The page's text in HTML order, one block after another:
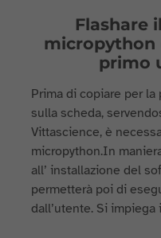
Flashare
micropython
primo
Prima di copiare per la
sulla scheda,
Vittascience, è
micropython.In
all’ installazione del
permetterà poi di
dall’utente. Si